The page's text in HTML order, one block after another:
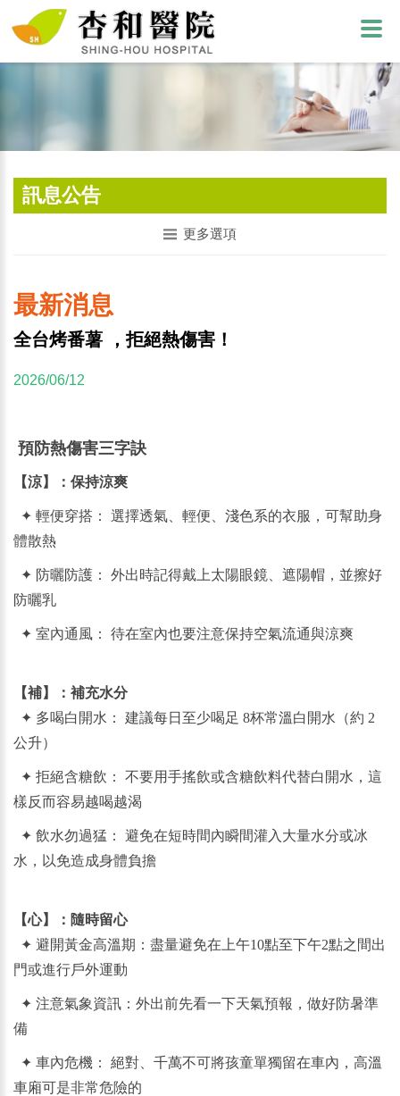
訊息公告
更多選項
最新消息
全台烤番薯 ，拒絕熱傷害！
2026/06/12
預防熱傷害三字訣
【涼】 ： 保持涼爽
✦ 輕便穿搭： 選擇透氣、輕便、淺色系的衣服，可幫助身
體散熱
✦ 防曬防護： 外出時記得戴上太陽眼鏡、遮陽帽，並擦好
防曬乳
✦ 室內通風： 待在室內也要注意保持空氣流通與涼爽
【補】：補充水分
✦ 多喝白開水： 建議每日至少喝足 8杯常溫白開水（約 2
公升）
✦ 拒絕含糖飲： 不要用手搖飲或含糖飲料代替白開水，這
樣反而容易越喝越渴
✦ 飲水勿過猛： 避免在短時間內瞬間灌入大量水分或冰
水，以免造成身體負擔
【心】：隨時留心
✦ 避開黃金高溫期：盡量避免在上午10點至下午2點之間出
門或進行戶外運動
✦ 注意氣象資訊：外出前先看一下天氣預報，做好防暑準
備
✦ 車內危機： 絕對、千萬不可將孩童單獨留在車內，高溫
車廂可是非常危險的